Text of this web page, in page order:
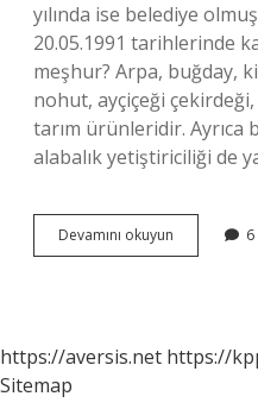
yılında ise belediye
20.05.1991 tarihlerinde
meşhur? Arpa, buğday,
nohut, ayçiçeği
tarım ürünleridir. Ayrıca
alabalık yetiştiriciliği de
Devamını okuyun
Nüfusu
https://aversis.net https://
Sitemap